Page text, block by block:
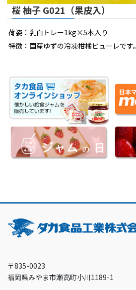
桜 柚子 G021（果皮入）
荷姿：乳白トレー1kg×5本入り
特徴：国産ゆずの冷凍柑橘ピューレです。
〒835-0023
福岡県みやま市瀬高町小川1189-1